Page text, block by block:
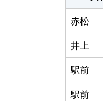
赤松
井上
駅前
駅前